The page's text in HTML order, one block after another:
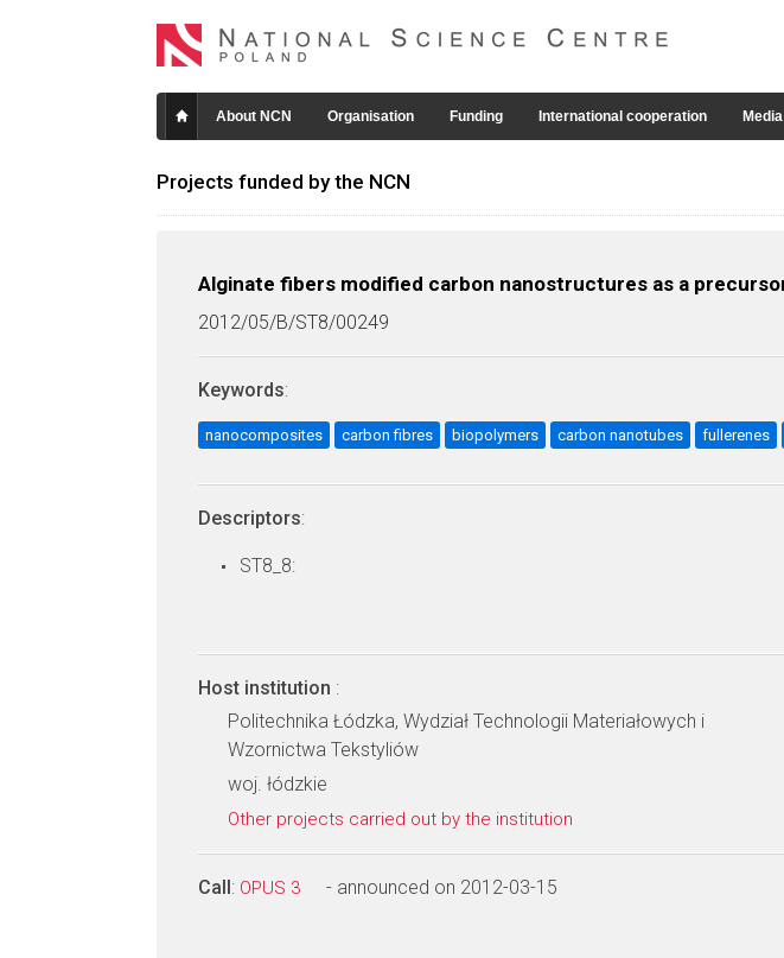
About NCN Organisation Funding International cooperation Media
Projects funded by the NCN
Alginate fibers modified carbon nanostructures as a
2012/05/B/ST8/00249
Keywords:
nanocomposites carbon fibres biopolymers carbon nanotubes fullerenes
Descriptors:
ST8_8:
Host institution :
Politechnika Łódzka, Wydział Technologii Materiałowych i
Wzornictwa Tekstyliów
woj. łódzkie
Other projects carried out by the institution
Call: OPUS 3 - announced on 2012-03-15